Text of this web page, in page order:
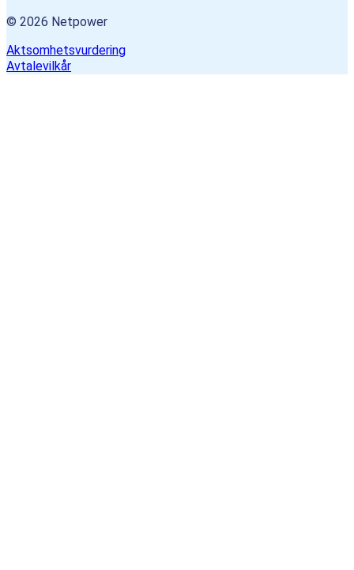
© 2026 Netpower
Aktsomhetsvurdering
Avtalevilkår